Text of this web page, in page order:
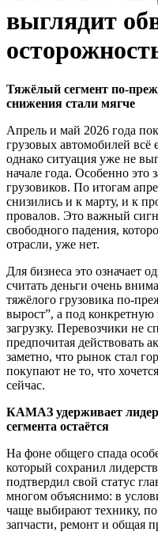
выглядит
Тяжёлый сегмент по-
снижения стали мягче
Апрель и май 2026 года
грузовых автомобилей
однако ситуация уже не
начале года. Особенно это
грузовиков. По итогам
снизились и к марту, и к
провалов. Это важный
свободного падения,
отрасли, уже нет.
Для бизнеса это
считать деньги очень
тяжёлого грузовика по-
вырост”, а под конкретную
загрузку. Перевозчики не
предпочитая действовать
заметно, что рынок стал
покупают не то, что
сейчас.
КАМАЗ удерживает
сегмента остаётся
На фоне общего спада
который сохранил
подтвердил свой статус
многом объяснимо: в
чаще выбирают технику,
запчасти, ремонт и общая